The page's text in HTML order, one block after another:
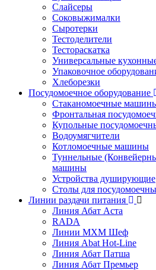
Слайсеры
Соковыжималки
Сыротерки
Тестоделители
Тестораскатка
Универсальные
Упаковочное
Хлеборезки
Посудомоечное оборудование
Стаканомоечные
Фронтальная
Купольные
Водоумягчители
Котломоечные машины
Туннельные
машины
Устройства душирующие
Столы для
Линии раздачи питания
Линия Абат Аста
RADA
Линии МХМ Шеф
Линия Abat Hot-Line
Линия Абат Патша
Линия Абат Премьер